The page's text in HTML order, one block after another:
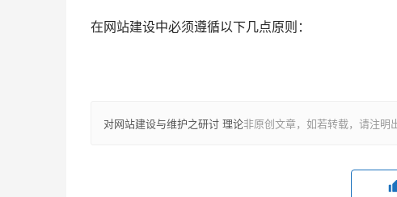
在网站建设中必须遵循以下几点原则：
对网站建设与维护之研讨 理论非原创文章，如若转载，请注明